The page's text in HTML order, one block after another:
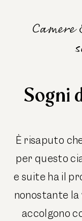
Sogni
È risaputo
per questo
e suite ha il
nonostante
accolgono